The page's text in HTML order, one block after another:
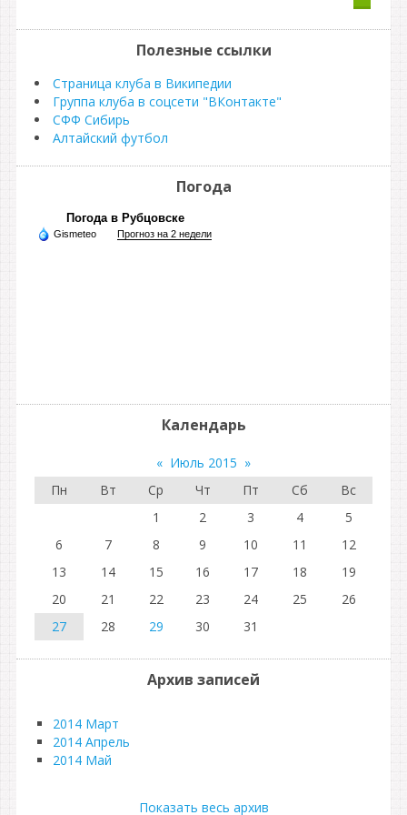
Полезные ссылки
Страница клуба в Википедии
Группа клуба в соцсети "ВКонтакте"
СФФ Сибирь
Алтайский футбол
Погода
Погода в Рубцовске
Gismeteo Прогноз на 2 недели
Календарь
« Июль 2015 »
Пн
Вт Ср Чт Пт Сб
Вс
1
2 3 4
5
6
7 8 9 10 11
12
13
14 15 16 17 18
19
20
21 22 23 24 25
26
27
28 29 30 31
Архив записей
2014 Март
2014 Апрель
2014 Май
Показать весь архив